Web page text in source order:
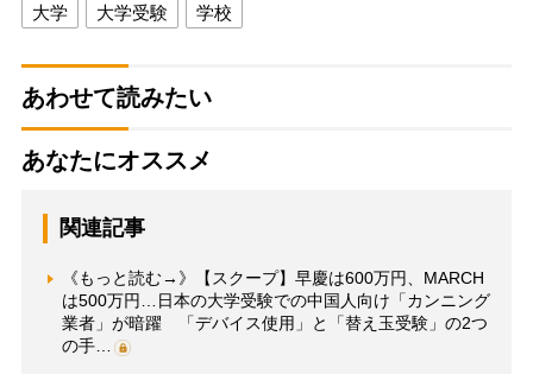
大学 大学受験 学校
あわせて読みたい
あなたにオススメ
関連記事
《もっと読む→》【スクープ】早慶は600万円、MARCH
は500万円…日本の大学受験での中国人向け「カンニング
業者」が暗躍 「デバイス使用」と「替え玉受験」の2つ
の手…